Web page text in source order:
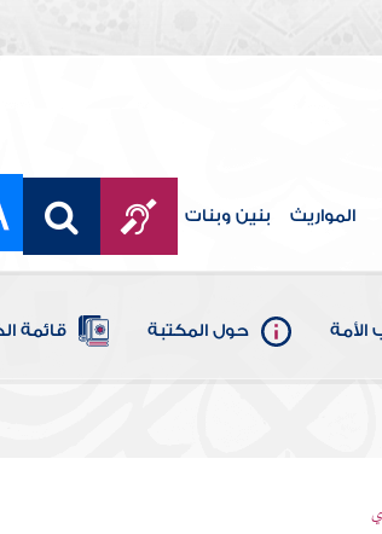
المواريث بنين وبنات
الأمة حول المكتبة قائمة